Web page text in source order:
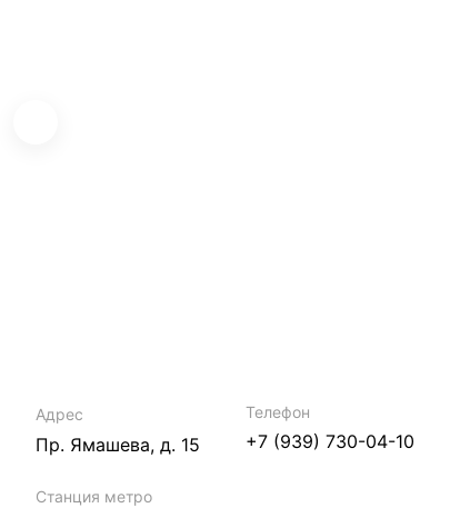
Адрес
Пр. Ямашева, д. 15
Станция метро
Телефон
+7 (939) 730-04-10